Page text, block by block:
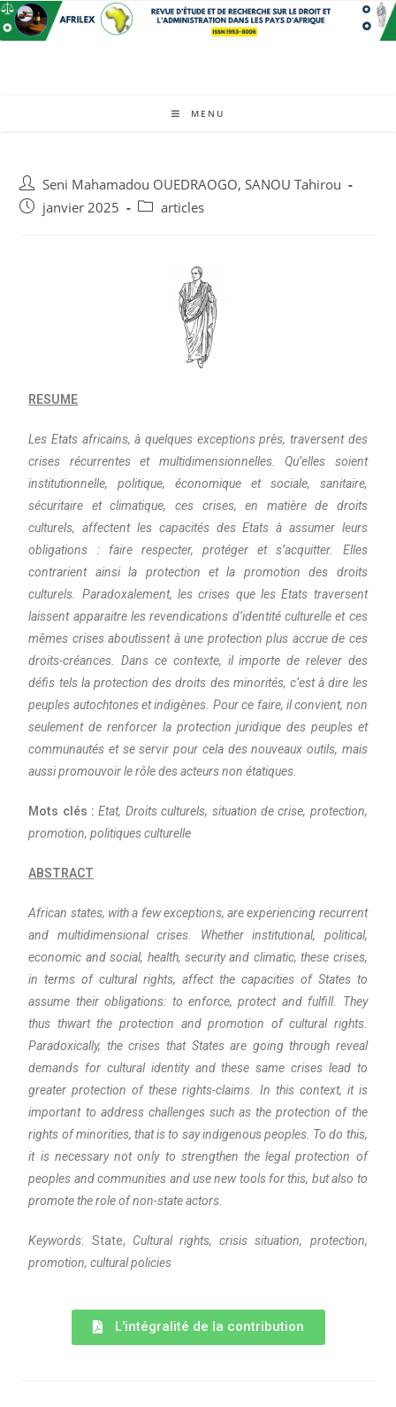
MENU
Seni Mahamadou OUEDRAOGO,SANOU Tahirou
janvier 2025
articles
RESUME
Les Etats africains, à quelques exceptions près, traversent des
crises récurrentes et multidimensionnelles. Qu’elles soient
institutionnelle, politique, économique et sociale, sanitaire,
sécuritaire et climatique, ces crises, en matière de droits
culturels, affectent les capacités des Etats à assumer leurs
obligations : faire respecter, protéger et s’acquitter. Elles
contrarient ainsi la protection et la promotion des droits
culturels. Paradoxalement, les crises que les Etats traversent
laissent apparaitre les revendications d’identité culturelle et ces
mêmes crises aboutissent à une protection plus accrue de ces
droits-créances. Dans ce contexte, il importe de relever des
défis tels la protection des droits des minorités, c’est à dire les
peuples autochtones et indigènes. Pour ce faire, il convient, non
seulement de renforcer la protection juridique des peuples et
communautés et se servir pour cela des nouveaux outils, mais
aussi promouvoir le rôle des acteurs non étatiques.
Mots clés :Etat, Droits culturels, situation de crise, protection,
promotion, politiques culturelle
ABSTRACT
African states, with a few exceptions, are experiencing recurrent
and multidimensional crises. Whether institutional, political,
economic and social, health, security and climatic, these crises,
in terms of cultural rights, affect the capacities of States to
assume their obligations: to enforce, protect and fulfill. They
thus thwart the protection and promotion of cultural rights.
Paradoxically, the crises that States are going through reveal
demands for cultural identity and these same crises lead to
greater protection of these rights-claims. In this context, it is
important to address challenges such as the protection of the
rights of minorities, that is to say indigenous peoples. To do this,
it is necessary not only to strengthen the legal protection of
peoples and communities and use new tools for this, but also to
promote the role of non-state actors.
Keywords: State, Cultural rights, crisis situation, protection,
promotion, cultural policies
L'intégralité de la contribution